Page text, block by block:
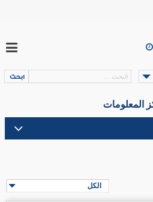
المعلومات
الكل